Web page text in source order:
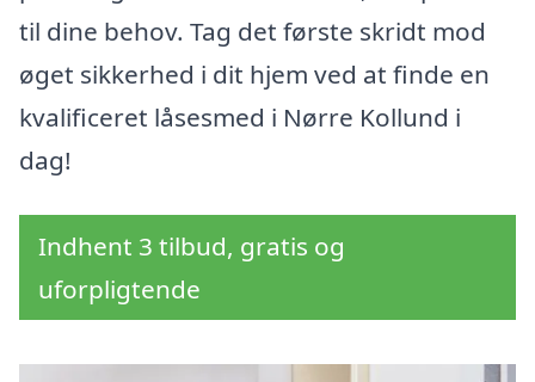
til dine behov. Tag det første skridt mod
øget sikkerhed i dit hjem ved at finde en
kvalificeret låsesmed i Nørre Kollund i
dag!
Indhent 3 tilbud, gratis og
uforpligtende